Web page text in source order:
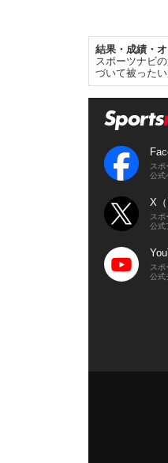
結果・成績・
スポーツナビ
づいて被った
ス
公式
X（
ス
公式
ス
公式